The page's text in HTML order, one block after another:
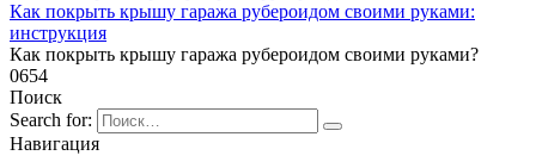
Как покрыть крышу гаража рубероидом своими руками:
инструкция
Как покрыть крышу гаража рубероидом своими руками?
0654
Поиск
Search for:
Навигация